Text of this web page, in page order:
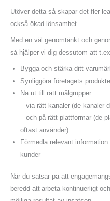
Utöver detta så skapar det fler
också ökad lönsamhet.
Med en väl genomtänkt och
så hjälper vi dig dessutom att
Bygga och stärka ditt
Synliggöra företagets
Nå ut till rätt målgrupper
– via rätt kanaler (de kanaler
– och på rätt plattformar (de
oftast använder)
Förmedla relevant
kunder
När du satsar på att
beredd att arbeta kontinuerligt